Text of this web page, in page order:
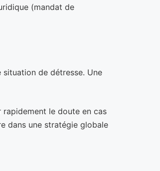
(mandat de
de détresse. Une
rapidement le doute en cas
dans une stratégie globale